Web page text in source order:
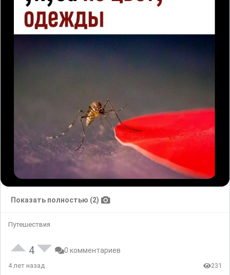
Показать полностью (2)
Путешествия
4 0 комментариев
4 лет назад 231